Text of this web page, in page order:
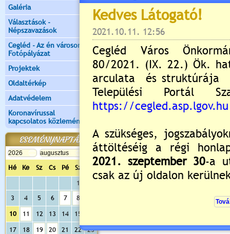
Galéria
Választások -
Népszavazások
Cegléd - Az én városom -
Fotópályázat
Projektek
Oldaltérkép
Adatvédelem
Koronavírussal
kapcsolatos közlemények
ESEMÉNYNAPTÁR
Hé Ke Sz Cs Pé Sz
Va
1
3
4 5 6 7 8
10 11 12 13 14 15
17 18 19 20 21 22
23
Értékelés: 0/0